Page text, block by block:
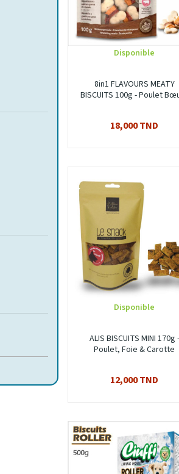
Disponible
8in1 FLAVOURS MEATY
BISCUITS 100g - Poulet
18,000 TND
Disponible
ALIS BISCUITS MINI 170g -
Poulet, Foie & Carotte
12,000 TND